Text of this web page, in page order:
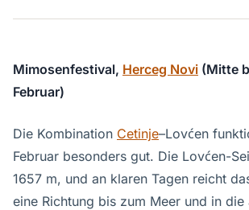
Mimosenfestival, Herceg Novi (Mitte
Februar)
Die Kombination Cetinje–Lovćen
Februar besonders gut. Die Lovćen-
1657 m, und an klaren Tagen reicht
eine Richtung bis zum Meer und in